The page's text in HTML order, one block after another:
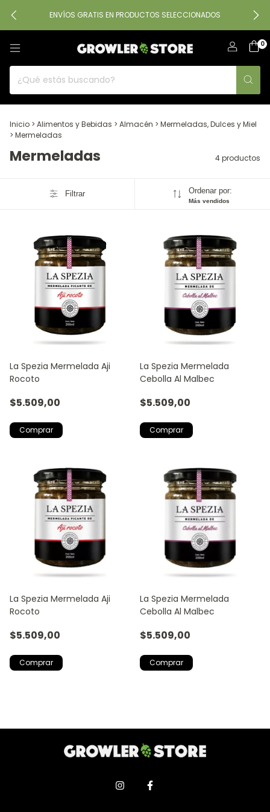
ENVÍOS GRATIS EN PRODUCTOS SELECCIONADOS
0
Inicio > Alimentos y Bebidas > Almacén > Mermeladas, Dulces y Miel
> Mermeladas
Mermeladas 4 productos
Filtrar Ordenar por:
Más vendidos
La Spezia Mermelada Aji
Rocoto
$5.509,00
La Spezia Mermelada
Cebolla Al Malbec
$5.509,00
La Spezia Mermelada Aji
Rocoto
$5.509,00
La Spezia Mermelada
Cebolla Al Malbec
$5.509,00